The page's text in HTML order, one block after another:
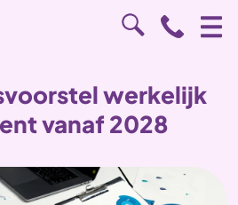
werkelijk
vanaf 2028